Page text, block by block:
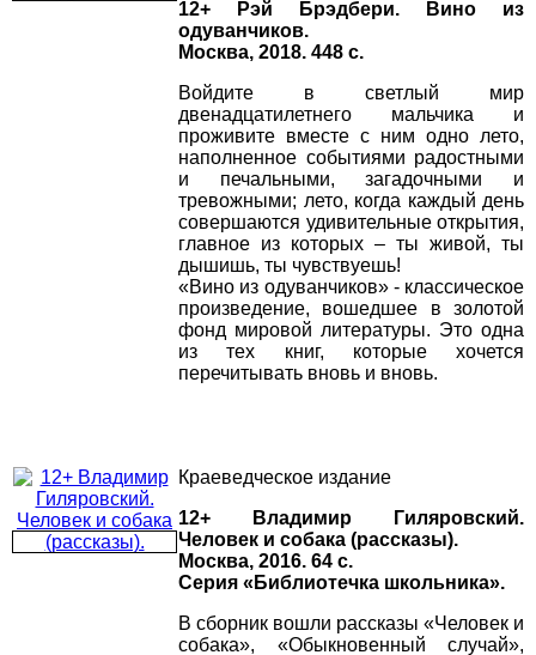
12+ Рэй Брэдбери. Вино из
одуванчиков.
Москва, 2018. 448 с.
Войдите в светлый мир
двенадцатилетнего мальчика и
проживите вместе с ним одно лето,
наполненное событиями радостными
и печальными, загадочными и
тревожными; лето, когда каждый день
совершаются удивительные открытия,
главное из которых – ты живой, ты
дышишь, ты чувствуешь!
«Вино из одуванчиков» - классическое
произведение, вошедшее в золотой
фонд мировой литературы. Это одна
из тех книг, которые хочется
перечитывать вновь и вновь.
Краеведческое издание
12+ Владимир Гиляровский.
Человек и собака (рассказы).
Москва, 2016. 64 с.
Серия «Библиотечка школьника».
В сборник вошли рассказы «Человек и
собака», «Обыкновенный случай»,